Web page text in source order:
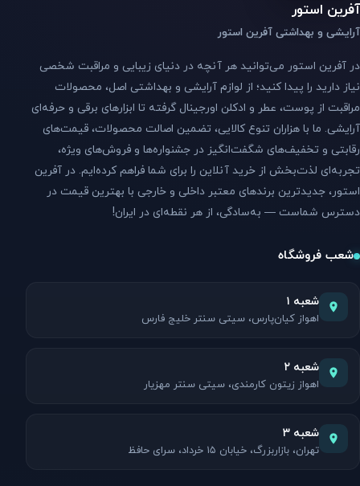
آفرین استور
آرایشی و بهداشتی آفرین استور
در آفرین استور می‌توانید هر آنچه در دنیای زیبایی و مراقبت شخصی
نیاز دارید را پیدا کنید؛ از لوازم آرایشی و بهداشتی اصل، محصولات
مراقبت از پوست، عطر و ادکلن اورجینال گرفته تا ابزارهای برقی و حرفه‌ای
آرایشی. ما با هزاران تنوع کالایی، تضمین اصالت محصولات، قیمت‌های
رقابتی و تخفیف‌های شگفت‌انگیز در جشنواره‌ها و فروش‌های ویژه،
تجربه‌ای لذت‌بخش از خرید آنلاین را برای شما فراهم کرده‌ایم. در آفرین
استور، جدیدترین برندهای معتبر داخلی و خارجی با بهترین قیمت در
دسترس شماست — به‌سادگی، از هر نقطه‌ای در ایران!
شعب فروشگاه
شعبه ۱
اهواز کیان‌پارس، سیتی سنتر خلیج فارس
شعبه ۲
اهواز زیتون کارمندی، سیتی سنتر مهزیار
شعبه ۳
تهران، بازاربزرگ، خیابان ۱۵ خرداد، سرای حافظ